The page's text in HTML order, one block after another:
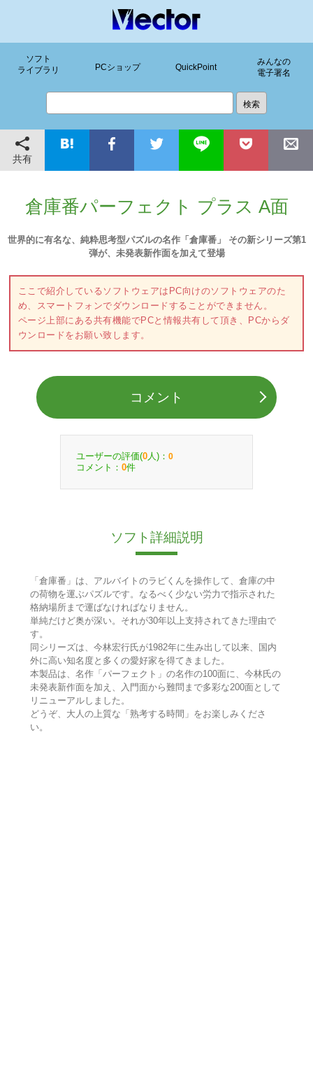
ソフト
ライブラリ
PCショップ QuickPoint
みんなの
電子署名
共有
倉庫番パーフェクト プラス A面
世界的に有名な、純粋思考型パズルの名作「倉庫番」 その新シリーズ第1
弾が、未発表新作面を加えて登場
ここで紹介しているソフトウェアはPC向けのソフトウェアのた
め、スマートフォンでダウンロードすることができません。
ページ上部にある共有機能でPCと情報共有して頂き、PCからダ
ウンロードをお願い致します。
コメント
ユーザーの評価(0 人)： 0
コメント： 0件
ソフト詳細説明
「倉庫番」は、アルバイトのラビくんを操作して、倉庫の中
の荷物を運ぶパズルです。なるべく少ない労力で指示された
格納場所まで運ばなければなりません。
単純だけど奥が深い。それが30年以上支持されてきた理由で
す。
同シリーズは、今林宏行氏が1982年に生み出して以来、国内
外に高い知名度と多くの愛好家を得てきました。
本製品は、名作「パーフェクト」の名作の100面に、今林氏の
未発表新作面を加え、入門面から難問まで多彩な200面として
リニューアルしました。
どうぞ、大人の上質な「熟考する時間」をお楽しみくださ
い。